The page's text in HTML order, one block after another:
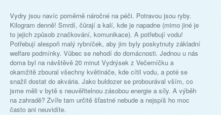
Vydry jsou navíc poměrně náročné na péči. Potravou jsou ryby.
Kilogram denně! Smrdí, čůrají a kalí, kde je napadne (mimo jiné je
to jejich způsob značkování, komunikace). A potřebují vodu!
Potřebují alespoň malý rybníček, aby jim byly poskytnuty základní
welfare podmínky. Vůbec se nehodí do domácnosti. Jednou u nás
doma byl na návštěvě 20 minut Vydrýsek z Večerníčku a
okamžitě zboural všechny květináče, kde cítil vodu, a poté se
snažil dostat do akvária. Jako buldozer se probourával vším, co
jsme měli v bytě s neuvěřitelnou zásobou energie a síly. A výběh
na zahradě? Zvíře tam určitě šťastné nebude a nejspíš ho moc
často ani neuvidíte.